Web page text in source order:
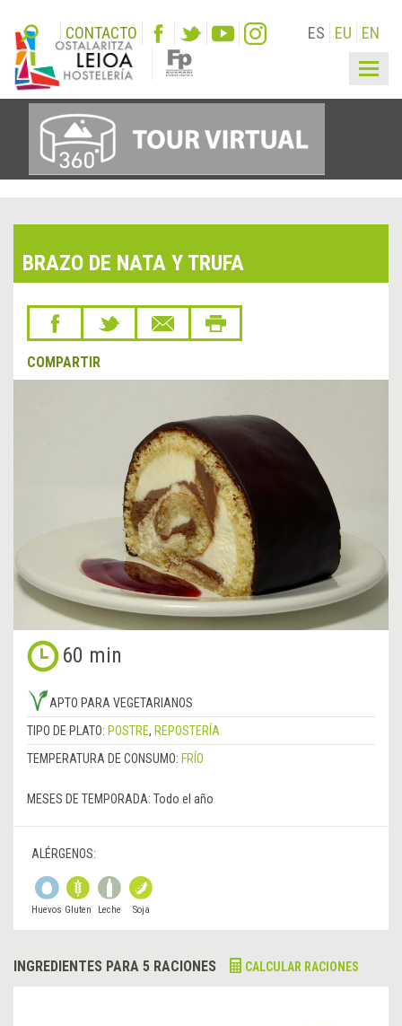
CONTACTO ES EU EN
BRAZO DE NATA Y TRUFA
COMPARTIR
60 min
APTO PARA VEGETARIANOS
TIPO DE PLATO: POSTRE, REPOSTERÍA
TEMPERATURA DE CONSUMO: FRÍO
MESES DE TEMPORADA: Todo el año
ALÉRGENOS:
Huevos Gluten Leche Soja
INGREDIENTES PARA 5 RACIONES CALCULAR RACIONES